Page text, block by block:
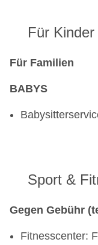
Für Kinder
Für Familien
BABYS
Sport &
Gegen Gebühr
Fitnesscenter: